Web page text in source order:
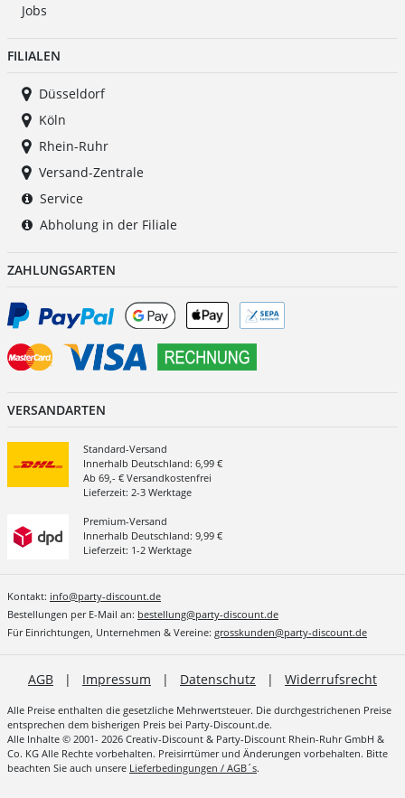
Jobs
FILIALEN
Düsseldorf
Köln
Rhein-Ruhr
Versand-Zentrale
Service
Abholung in der Filiale
ZAHLUNGSARTEN
VERSANDARTEN
Standard-Versand
Innerhalb Deutschland: 6,99 €
Ab 69,- € Versandkostenfrei
Lieferzeit: 2-3 Werktage
Premium-Versand
Innerhalb Deutschland: 9,99 €
Lieferzeit: 1-2 Werktage
Kontakt: info@party-discount.de
Bestellungen per E-Mail an: bestellung@party-discount.de
Für Einrichtungen, Unternehmen & Vereine: grosskunden@party-discount.de
AGB | Impressum | Datenschutz | Widerrufsrecht
Alle Preise enthalten die gesetzliche Mehrwertsteuer. Die durchgestrichenen Preise
entsprechen dem bisherigen Preis bei Party-Discount.de.
Alle Inhalte © 2001- 2026 Creativ-Discount & Party-Discount Rhein-Ruhr GmbH &
Co. KG Alle Rechte vorbehalten. Preisirrtümer und Änderungen vorbehalten. Bitte
beachten Sie auch unsere Lieferbedingungen / AGB´s.